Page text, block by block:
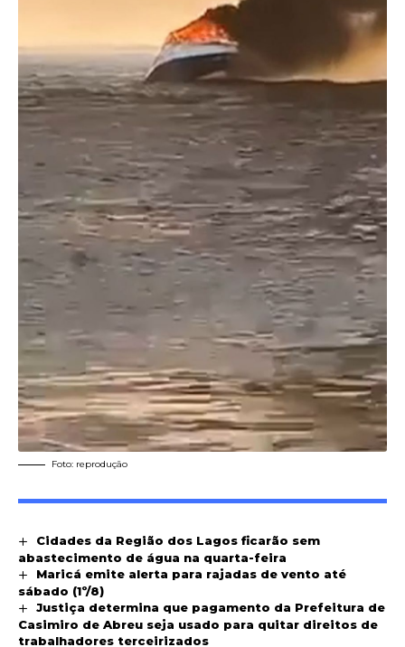
Foto: reprodução
Cidades da Região dos Lagos ficarão sem
abastecimento de água na quarta-feira
Maricá emite alerta para rajadas de vento até
sábado (1º/8)
Justiça determina que pagamento da Prefeitura de
Casimiro de Abreu seja usado para quitar direitos de
trabalhadores terceirizados